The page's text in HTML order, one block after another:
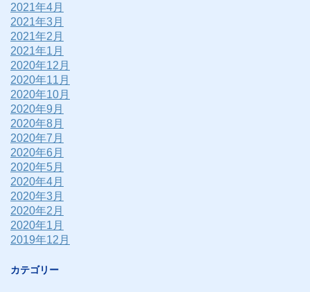
2021年4月
2021年3月
2021年2月
2021年1月
2020年12月
2020年11月
2020年10月
2020年9月
2020年8月
2020年7月
2020年6月
2020年5月
2020年4月
2020年3月
2020年2月
2020年1月
2019年12月
カテゴリー